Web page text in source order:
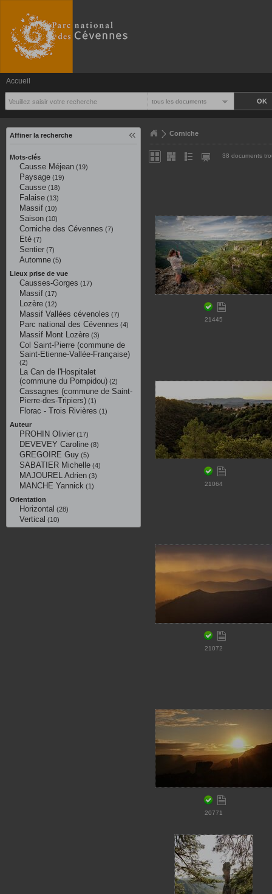
Accueil
tous les documents
Affiner la recherche
Mots-clés
Causse Méjean (19)
Paysage (19)
Causse (18)
Falaise (13)
Massif (10)
Saison (10)
Corniche des Cévennes (7)
Eté (7)
Sentier (7)
Automne (5)
Lieux prise de vue
Causses-Gorges (17)
Massif (17)
Lozère (12)
Massif Vallées cévenoles (7)
Parc national des Cévennes (4)
Massif Mont Lozère (3)
Col Saint-Pierre (commune de
Saint-Etienne-Vallée-Française)
(2)
La Can de l'Hospitalet
(commune du Pompidou) (2)
Cassagnes (commune de Saint-
Pierre-des-Tripiers) (1)
Florac - Trois Rivières (1)
Auteur
PROHIN Olivier (17)
DEVEVEY Caroline (8)
GREGOIRE Guy (5)
SABATIER Michelle (4)
MAJOUREL Adrien (3)
MANCHE Yannick (1)
Orientation
Horizontal (28)
Vertical (10)
Corniche
38 documents
21445
21064
21072
20771